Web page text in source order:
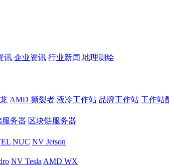
讯 企业资讯 行业新闻 地理测绘
AMD 撕裂者 液冷工作站 品牌工作站 工作站
服务器 区块链服务器
NUC NV Jetson
NV Tesla AMD WX